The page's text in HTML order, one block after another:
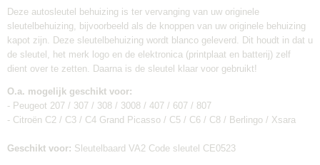
Verzendkosten:
€0,95
Deze autosleutel behuizing is ter vervanging van uw originele
sleutelbehuizing, bijvoorbeeld als de knoppen van uw originele behuizing
kapot zijn. Deze sleutelbehuizing wordt blanco geleverd. Dit houdt in dat u
de sleutel, het merk logo en de elektronica (printplaat en batterij) zelf
dient over te zetten. Daarna is de sleutel klaar voor gebruikt!
O.a. mogelijk geschikt voor:
- Peugeot 207 / 307 / 308 / 3008 / 407 / 607 / 807
- Citroën C2 / C3 / C4 Grand Picasso / C5 / C6 / C8 / Berlingo / Xsara
Geschikt voor: Sleutelbaard VA2 Code sleutel CE0523